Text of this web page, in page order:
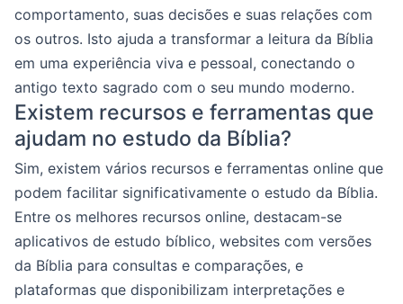
comportamento, suas decisões e suas relações com
os outros. Isto ajuda a transformar a leitura da Bíblia
em uma experiência viva e pessoal, conectando o
antigo texto sagrado com o seu mundo moderno.
Existem recursos e ferramentas que
ajudam no estudo da Bíblia?
Sim, existem vários recursos e ferramentas online que
podem facilitar significativamente o estudo da Bíblia.
Entre os melhores recursos online, destacam-se
aplicativos de estudo bíblico, websites com versões
da Bíblia para consultas e comparações, e
plataformas que disponibilizam interpretações e